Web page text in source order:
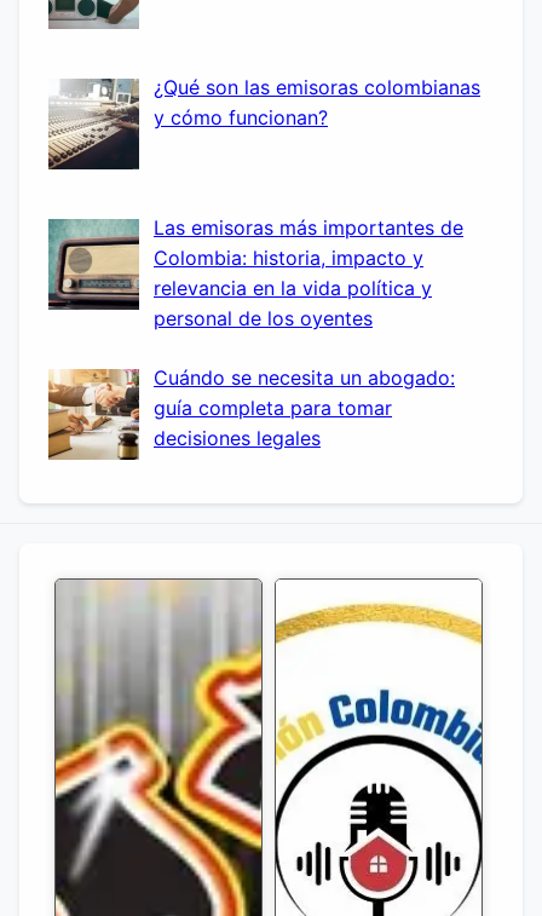
¿Qué son las emisoras colombianas
y cómo funcionan?
Las emisoras más importantes de
Colombia: historia, impacto y
relevancia en la vida política y
personal de los oyentes
Cuándo se necesita un abogado:
guía completa para tomar
decisiones legales